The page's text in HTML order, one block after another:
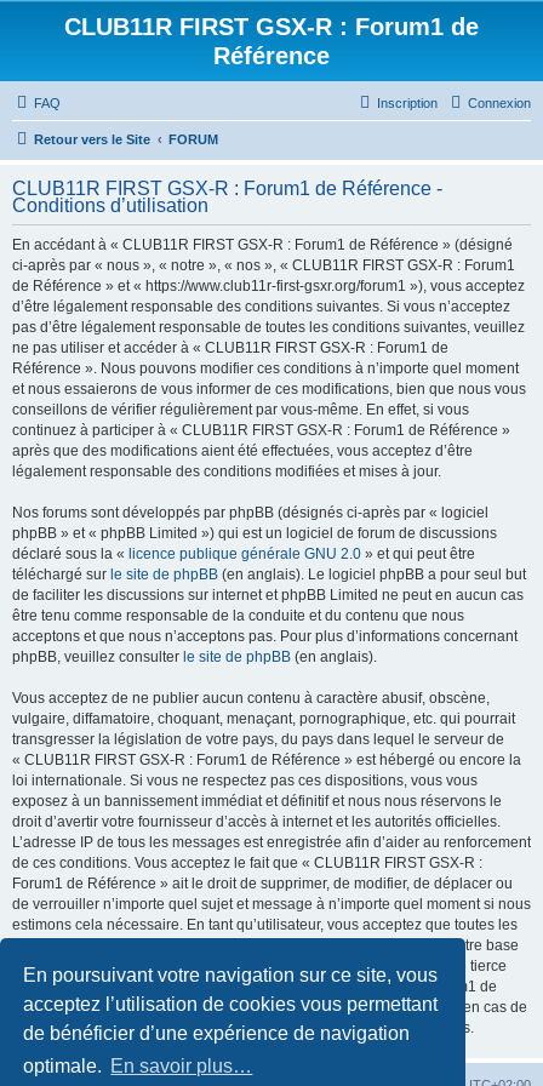
En poursuivant votre navigation sur ce site, vous
acceptez l’utilisation de cookies vous permettant
de bénéficier d’une expérience de navigation
optimale. En savoir plus…
CLUB11R FIRST GSX-R : Forum1 de
Référence
FAQ Connexion
Inscription
Retour vers le Site FORUM
CLUB11R FIRST GSX-R : Forum1 de Référence -
Conditions d’utilisation
En accédant à « CLUB11R FIRST GSX-R : Forum1 de Référence » (désigné
ci-après par « nous », « notre », « nos », « CLUB11R FIRST GSX-R : Forum1
de Référence » et « https://www.club11r-first-gsxr.org/forum1 »), vous acceptez
d’être légalement responsable des conditions suivantes. Si vous n’acceptez
pas d’être légalement responsable de toutes les conditions suivantes, veuillez
ne pas utiliser et accéder à « CLUB11R FIRST GSX-R : Forum1 de
Référence ». Nous pouvons modifier ces conditions à n’importe quel moment
et nous essaierons de vous informer de ces modifications, bien que nous vous
conseillons de vérifier régulièrement par vous-même. En effet, si vous
continuez à participer à « CLUB11R FIRST GSX-R : Forum1 de Référence »
après que des modifications aient été effectuées, vous acceptez d’être
légalement responsable des conditions modifiées et mises à jour.
Nos forums sont développés par phpBB (désignés ci-après par « logiciel
phpBB » et « phpBB Limited ») qui est un logiciel de forum de discussions
déclaré sous la « licence publique générale GNU 2.0 » et qui peut être
téléchargé sur le site de phpBB (en anglais). Le logiciel phpBB a pour seul but
de faciliter les discussions sur internet et phpBB Limited ne peut en aucun cas
être tenu comme responsable de la conduite et du contenu que nous
acceptons et que nous n’acceptons pas. Pour plus d’informations concernant
phpBB, veuillez consulter le site de phpBB (en anglais).
Vous acceptez de ne publier aucun contenu à caractère abusif, obscène,
vulgaire, diffamatoire, choquant, menaçant, pornographique, etc. qui pourrait
transgresser la législation de votre pays, du pays dans lequel le serveur de
« CLUB11R FIRST GSX-R : Forum1 de Référence » est hébergé ou encore la
loi internationale. Si vous ne respectez pas ces dispositions, vous vous
exposez à un bannissement immédiat et définitif et nous nous réservons le
droit d’avertir votre fournisseur d’accès à internet et les autorités officielles.
L’adresse IP de tous les messages est enregistrée afin d’aider au renforcement
de ces conditions. Vous acceptez le fait que « CLUB11R FIRST GSX-R :
Forum1 de Référence » ait le droit de supprimer, de modifier, de déplacer ou
de verrouiller n’importe quel sujet et message à n’importe quel moment si nous
estimons cela nécessaire. En tant qu’utilisateur, vous acceptez que toutes les
informations que vous avez renseignées soient enregistrées dans notre base
de données. Bien que ces informations ne seront pas diffusées à une tierce
partie sans votre consentement, ni « CLUB11R FIRST GSX-R : Forum1 de
Référence », ni phpBB, ne pourront être tenus comme responsables en cas de
tentative de piratage informatique visant à compromettre vos données.